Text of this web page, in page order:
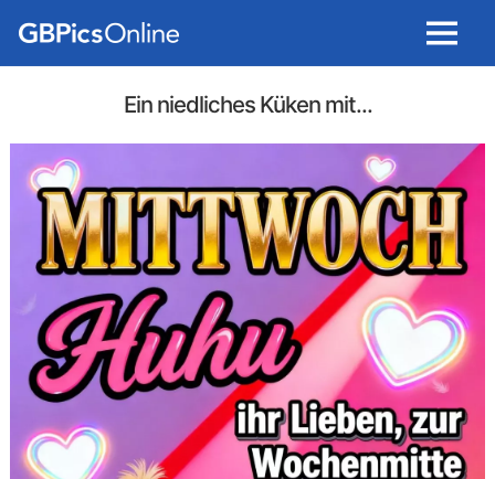
Menu
Ein niedliches Küken mit...